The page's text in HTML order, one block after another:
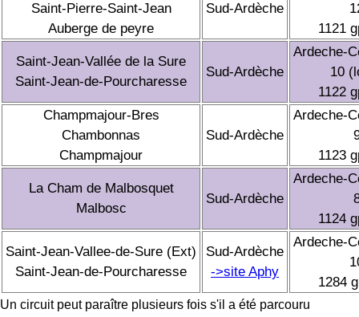
Saint-Pierre-Saint-Jean
Auberge de peyre
Sud-Ardèche
1121
Saint-Jean-Vallée de la Sure
Saint-Jean-de-Pourcharesse
Sud-Ardèche
Ardeche-
10
1122
Champmajour-Bres
Chambonnas
Champmajour
Sud-Ardèche
Ardeche-
1123
La Cham de Malbosquet
Malbosc
Sud-Ardèche
Ardeche-
1124
Saint-Jean-Vallee-de-Sure (Ext)
Saint-Jean-de-Pourcharesse
Sud-Ardèche
->site Aphy
Ardeche-
1284
Un circuit peut paraître plusieurs fois s'il a été parcouru